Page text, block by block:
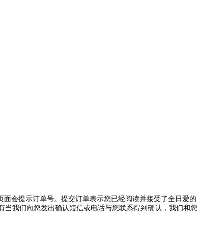
提示订单号。提交订单表示您已经阅读并接受了全日爱
我们向您发出确认短信或电话与您联系得到确认，我们和